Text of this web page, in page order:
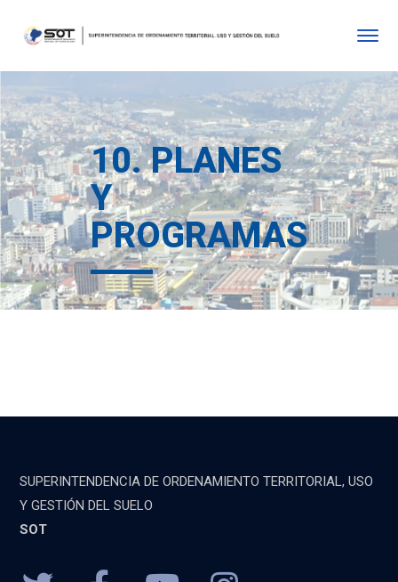
10. PLANES
Y
PROGRAMAS
SUPERINTENDENCIA DE ORDENAMIENTO TERRITORIAL, USO
Y GESTIÓN DEL SUELO
SOT